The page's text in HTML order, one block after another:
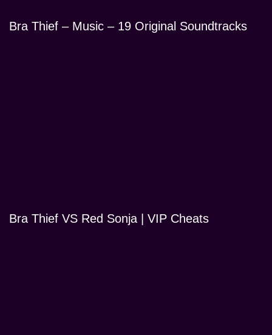
Bra Thief – Music – 19 Original Soundtracks
Bra Thief VS Red Sonja | VIP Cheats